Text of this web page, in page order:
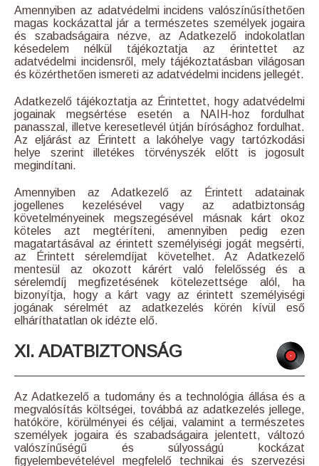
Amennyiben az adatvédelmi incidens valószínűsíthetően
magas kockázattal jár a természetes személyek jogaira
és szabadságaira nézve, az Adatkezelő indokolatlan
késedelem nélkül tájékoztatja az érintettet az
adatvédelmi incidensről, mely tájékoztatásban világosan
és közérthetően ismereti az adatvédelmi incidens jellegét.
Adatkezelő tájékoztatja az Érintettet, hogy adatvédelmi
jogainak megsértése esetén a NAIH-hoz fordulhat
panasszal, illetve keresetlevél útján bírósághoz fordulhat.
Az eljárást az Érintett a lakóhelye vagy tartózkodási
helye szerint illetékes törvényszék előtt is jogosult
megindítani.
Amennyiben az Adatkezelő az Érintett adatainak
jogellenes kezelésével vagy az adatbiztonság
követelményeinek megszegésével másnak kárt okoz
köteles azt megtéríteni, amennyiben pedig ezen
magatartásával az érintett személyiségi jogát megsérti,
az Érintett sérelemdíjat követelhet. Az Adatkezelő
mentesül az okozott kárért való felelősség és a
sérelemdíj megfizetésének kötelezettsége alól, ha
bizonyítja, hogy a kárt vagy az érintett személyiségi
jogának sérelmét az adatkezelés körén kívül eső
elháríthatatlan ok idézte elő.
XI. ADATBIZTONSÁG
Az Adatkezelő a tudomány és a technológia állása és a
megvalósítás költségei, továbbá az adatkezelés jellege,
hatóköre, körülményei és céljai, valamint a természetes
személyek jogaira és szabadságaira jelentett, változó
valószínűségű és súlyosságú kockázat
figyelembevételével megfelelő technikai és szervezési